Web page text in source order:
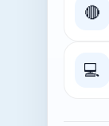
🔴
💻